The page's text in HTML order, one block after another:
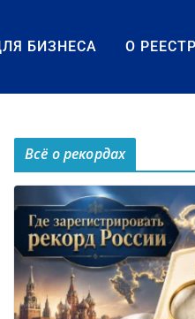
БИЗНЕСА О
Всё о рекордах